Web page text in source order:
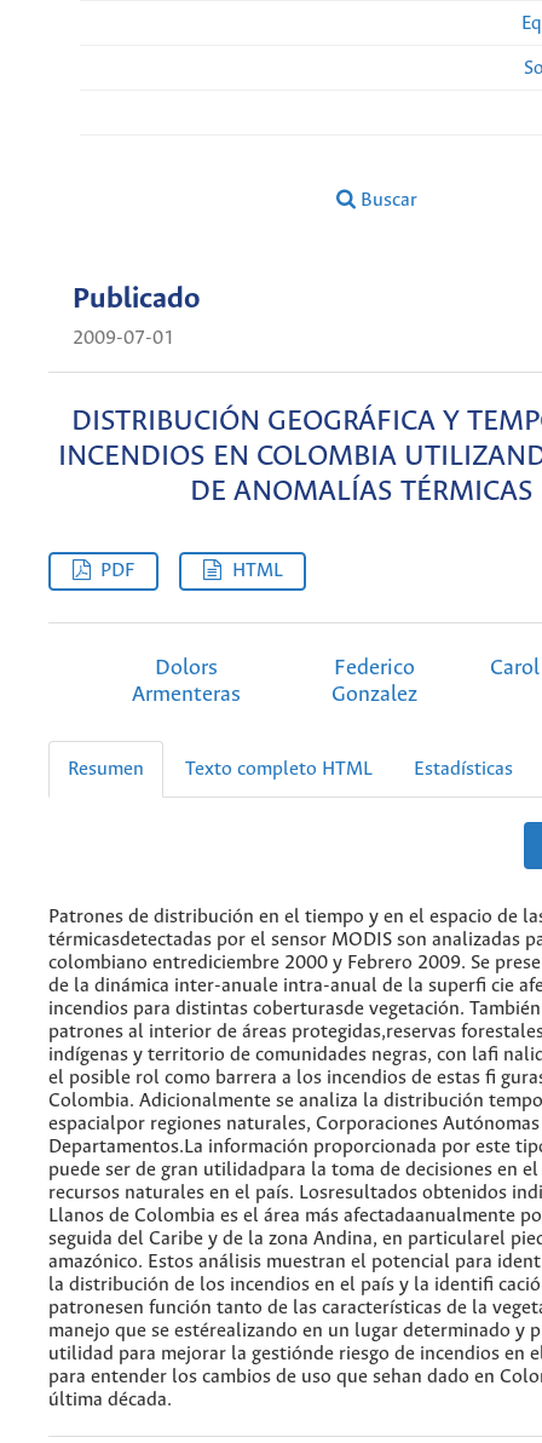
Buscar
Publicado
2009-07-01
DISTRIBUCIÓN GEOGRÁFICA Y
INCENDIOS EN COLOMBIA
DE ANOMALÍAS TÉRMICAS
PDF HTML
Dolors
Armenteras
Federico
Gonzalez
Resumen Texto completo HTML Estadísticas
Patrones de distribución en el tiempo y en el espacio de
térmicasdetectadas por el sensor MODIS son analizadas
colombiano entrediciembre 2000 y Febrero 2009. Se
de la dinámica inter-anuale intra-anual de la superfi cie
incendios para distintas coberturasde vegetación.
patrones al interior de áreas protegidas,reservas
indígenas y territorio de comunidades negras, con lafi
el posible rol como barrera a los incendios de estas fi
Colombia. Adicionalmente se analiza la distribución
espacialpor regiones naturales, Corporaciones Autónomas
Departamentos.La información proporcionada por este
puede ser de gran utilidadpara la toma de decisiones en
recursos naturales en el país. Losresultados obtenidos
Llanos de Colombia es el área más afectadaanualmente
seguida del Caribe y de la zona Andina, en particularel
amazónico. Estos análisis muestran el potencial para
la distribución de los incendios en el país y la identifi
patronesen función tanto de las características de la
manejo que se estérealizando en un lugar determinado y
utilidad para mejorar la gestiónde riesgo de incendios en
para entender los cambios de uso que sehan dado en
última década.